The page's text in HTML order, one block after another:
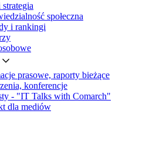
społeczna
i rankingi
prasowe, raporty bieżące
konferencje
- "IT Talks with Comarch"
dla mediów